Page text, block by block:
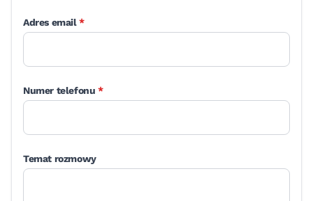
Adres email*wymagane
Numer telefonu *wymagane
Temat rozmowy